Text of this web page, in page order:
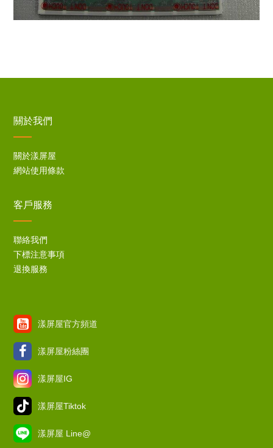
關於我們
關於漾屏屋
網站使用條款
客戶服務
聯絡我們
下標注意事項
退換服務
漾屏屋官方頻道
漾屏屋粉絲團
漾屏屋IG
漾屏屋Tiktok
漾屏屋 Line@